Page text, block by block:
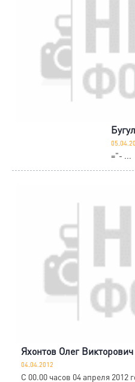
="- ...
Яхонтов Олег Викторович
04.04.2012
С 00.00 часов 04 апреля 2012